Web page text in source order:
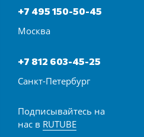
+7 495 150-50-45
Москва
+7 812 603-45-25
Санкт-Петербург
Подписывайтесь на
нас в RUTUBE